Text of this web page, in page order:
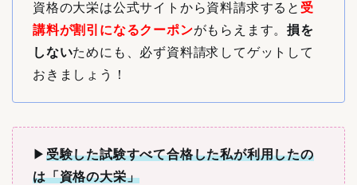
資格の大栄は公式サイトから資料請求すると 受
講料が割引になるクーポンがもらえます。損を
しないためにも、必ず資料請求してゲットして
おきましょう！
▶︎ 受験した試験すべて合格した私が利用したの
は「資格の大栄」